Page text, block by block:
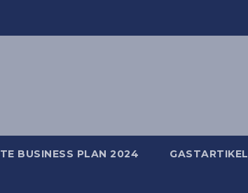
BUSINESS PLAN 2024 GASTARTIKEL